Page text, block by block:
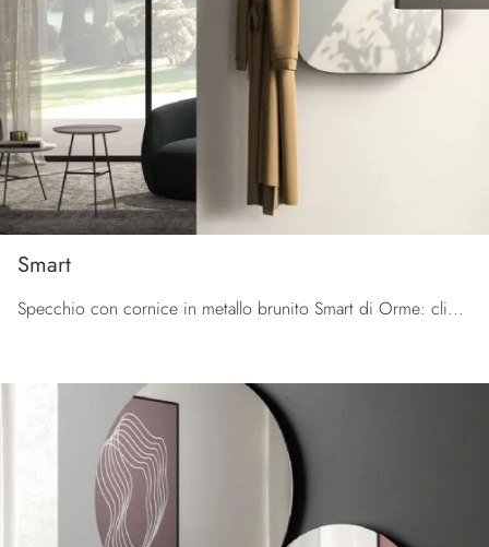
Smart
Specchio con cornice in metallo brunito Smart di Orme: clicca e ottieni informazioni sui Complementi e specchi moderni in metallo del noto e rinomato ...